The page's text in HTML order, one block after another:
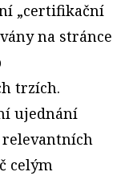
„certifikační
na stránce
trzích.
ujednání
relevantních
celým